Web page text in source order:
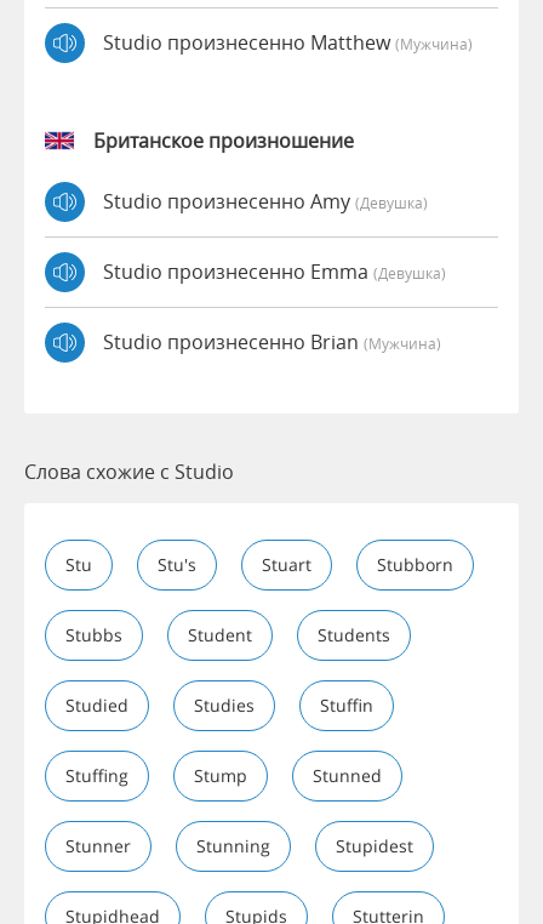
Studio произнесенно Matthew(мужчина)
Британское произношение
Studio произнесенно Amy (девушка)
Studio произнесенно Emma (девушка)
Studio произнесенно Brian (мужчина)
Слова схожие с Studio
Stu Stu's Stuart Stubborn
Stubbs Student Students
Studied Studies Stuffin
Stuffing Stump Stunned
Stunner Stunning Stupidest
Stupidhead Stupids Stutterin